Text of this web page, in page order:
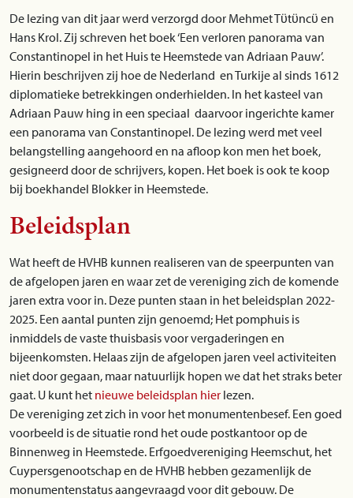
De lezing van dit jaar werd verzorgd door Mehmet Tϋtϋncϋ en
Hans Krol. Zij schreven het boek ‘Een verloren panorama van
Constantinopel in het Huis te Heemstede van Adriaan Pauw’.
Hierin beschrijven zij hoe de Nederland en Turkije al sinds 1612
diplomatieke betrekkingen onderhielden. In het kasteel van
Adriaan Pauw hing in een speciaal daarvoor ingerichte kamer
een panorama van Constantinopel. De lezing werd met veel
belangstelling aangehoord en na afloop kon men het boek,
gesigneerd door de schrijvers, kopen. Het boek is ook te koop
bij boekhandel Blokker in Heemstede.
Beleidsplan
Wat heeft de HVHB kunnen realiseren van de speerpunten van
de afgelopen jaren en waar zet de vereniging zich de komende
jaren extra voor in. Deze punten staan in het beleidsplan 2022-
2025. Een aantal punten zijn genoemd; Het pomphuis is
inmiddels de vaste thuisbasis voor vergaderingen en
bijeenkomsten. Helaas zijn de afgelopen jaren veel activiteiten
niet door gegaan, maar natuurlijk hopen we dat het straks beter
gaat. U kunt het nieuwe beleidsplan hier lezen.
De vereniging zet zich in voor het monumentenbesef. Een goed
voorbeeld is de situatie rond het oude postkantoor op de
Binnenweg in Heemstede. Erfgoedvereniging Heemschut, het
Cuypersgenootschap en de HVHB hebben gezamenlijk de
monumentenstatus aangevraagd voor dit gebouw. De